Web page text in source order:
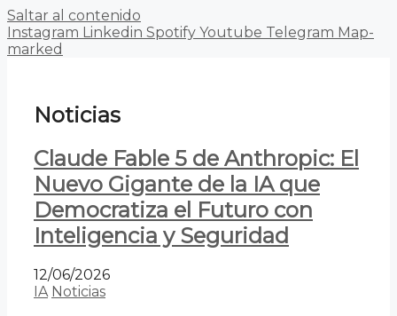
Saltar al contenido
Instagram Linkedin Spotify Youtube Telegram Map-
marked
Noticias
Claude Fable 5 de Anthropic: El
Nuevo Gigante de la IA que
Democratiza el Futuro con
Inteligencia y Seguridad
12/06/2026
IA Noticias